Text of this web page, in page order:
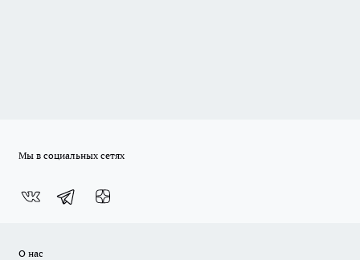
Мы в социальных сетях
О нас